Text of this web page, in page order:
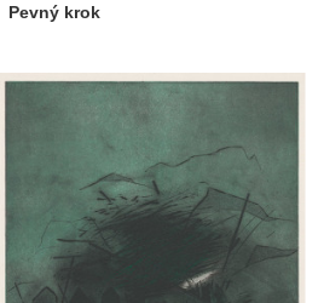
Pevný krok